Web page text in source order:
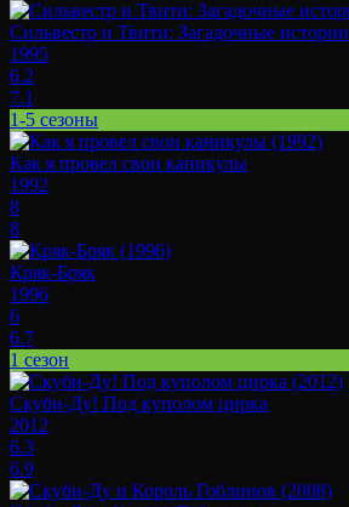
Сильвестр и Твити: Загадочные истории
1995
6.2
7.1
1-5 сезоны
Как я провел свои каникулы
1992
8
8
Кряк-Бряк
1996
6
6.7
1 сезон
Скуби-Ду! Под куполом цирка
2012
6.3
6.9